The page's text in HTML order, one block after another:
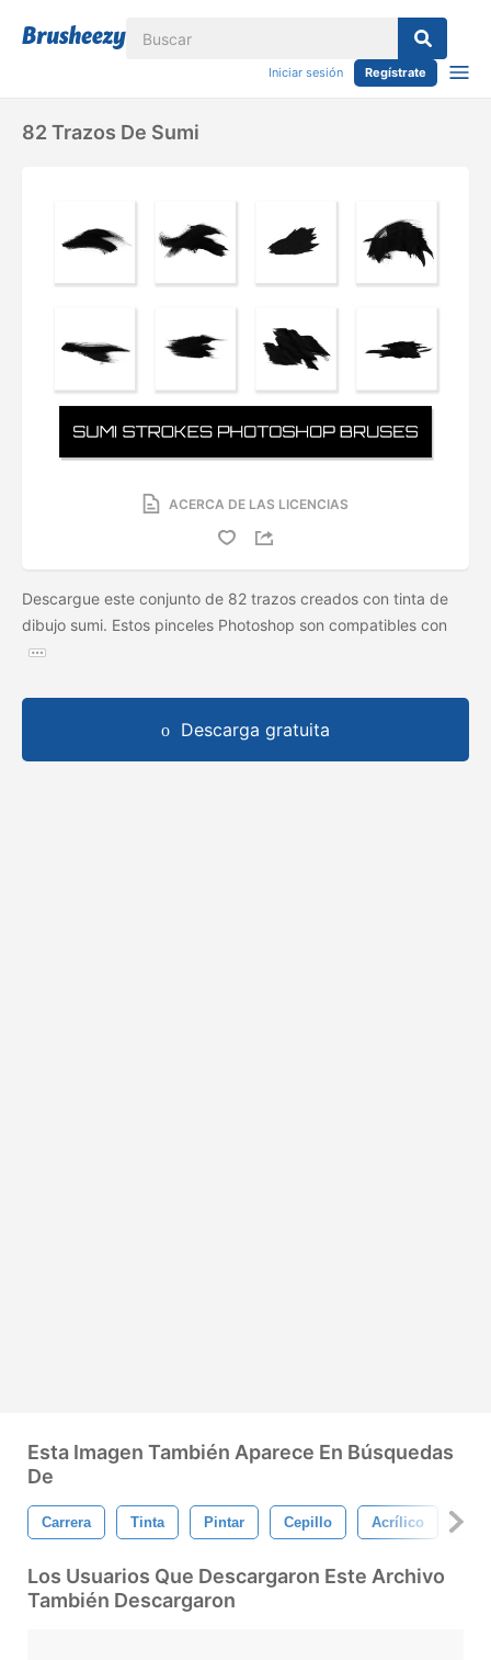
Iniciar sesión Regístrate
82 Trazos De Sumi
ACERCA DE LAS LICENCIAS
Descargue este conjunto de 82 trazos creados con tinta de
dibujo sumi. Estos pinceles Photoshop son compatibles con
Descarga gratuita
Esta Imagen También Aparece En Búsquedas
De
Carrera Tinta Pintar Cepillo Acrílico
Los Usuarios Que Descargaron Este Archivo
También Descargaron